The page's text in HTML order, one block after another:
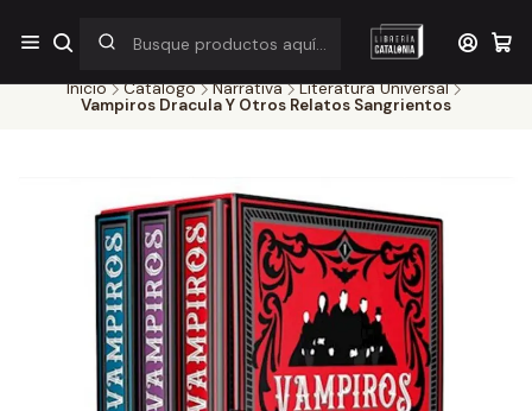
¡Por pocos días! Despacho a $1.000 en RM por compras sobre
$38.000
Inicio Catálogo Narrativa
Literatura Universal
Vampiros Dracula Y Otros Relatos Sangrientos